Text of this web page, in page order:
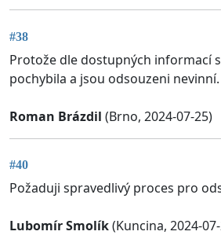
#38
Protože dle dostupných informací
pochybila a jsou odsouzeni nevinní.
Roman Brázdil (Brno, 2024-07-25)
#40
Požaduji spravedlivý proces pro
Lubomír Smolík(Kuncina, 2024-